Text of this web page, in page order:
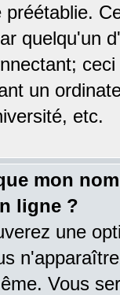
quelqu'un
un
etc.
mon
ligne ?
une
Vous